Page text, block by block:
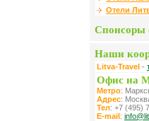
Отели
Спонсоры
Наши
Litva-Travel -
Офис на
Метро:
Адрес:
Тел: +7 (495)
E-mail: